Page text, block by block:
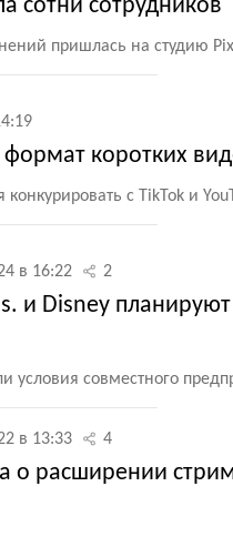
сотни сотрудников
пришлась на студию
формат коротких
с TikTok и
в 16:22 2
и Disney
условия совместного
в 13:33 4
о расширении